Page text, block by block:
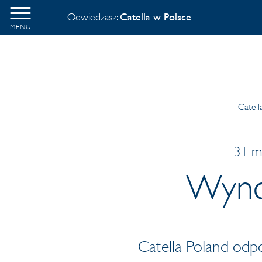
MENU
Odwiedzasz:Catella w Polsce
31
Catella Poland